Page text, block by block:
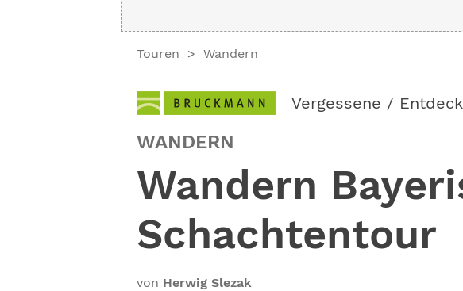
Touren Wandern
Vergessene /
WANDERN
Wandern
Schachtentour
von Herwig Slezak